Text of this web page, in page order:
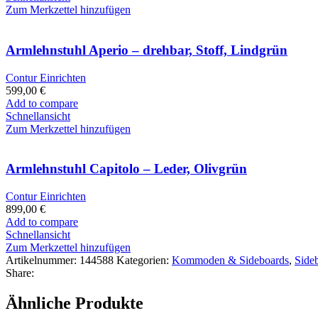
Zum Merkzettel hinzufügen
Armlehnstuhl Aperio – drehbar, Stoff, Lindgrün
Contur Einrichten
599,00 €
Add to compare
Schnellansicht
Zum Merkzettel hinzufügen
Armlehnstuhl Capitolo – Leder, Olivgrün
Contur Einrichten
899,00 €
Add to compare
Schnellansicht
Zum Merkzettel hinzufügen
Artikelnummer: 144588 Kategorien: Kommoden & Sideboards,
Share:
Ähnliche Produkte